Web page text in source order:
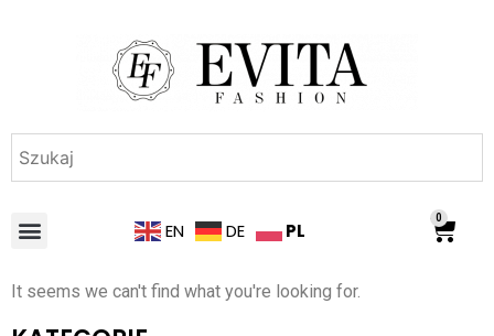
EN DE PL
0
It seems we can't find what you're looking for.